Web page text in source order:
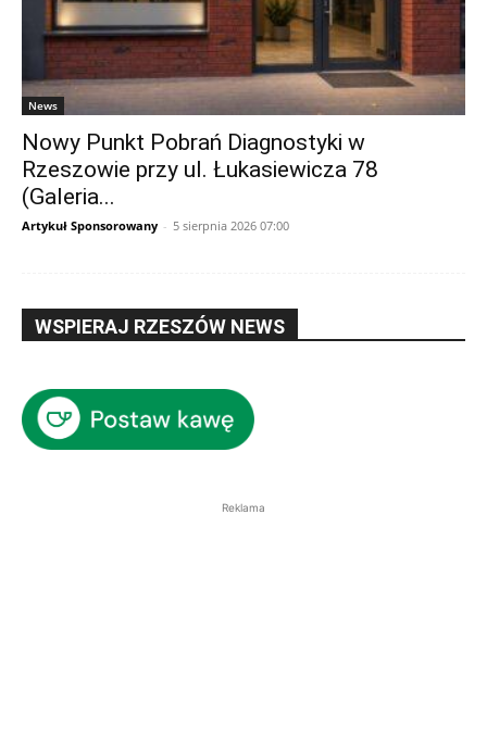
News
Nowy Punkt Pobrań Diagnostyki w
Rzeszowie przy ul. Łukasiewicza 78
(Galeria...
Artykuł Sponsorowany - 5 sierpnia 2026 07:00
WSPIERAJ RZESZÓW NEWS
Reklama